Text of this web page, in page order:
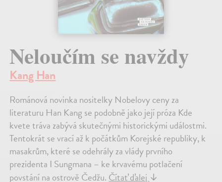
Neloučím se navždy
Kang Han
Románová novinka nositelky Nobelovy ceny za
literaturu Han Kang se podobně jako její próza Kde
kvete tráva zabývá skutečnými historickými událostmi.
Tentokrát se vrací až k počátkům Korejské republiky, k
masakrům, které se odehrály za vlády prvního
prezidenta I Sungmana – ke krvavému potlačení
povstání na ostrově Čedžu. Čítať ďalej ↓